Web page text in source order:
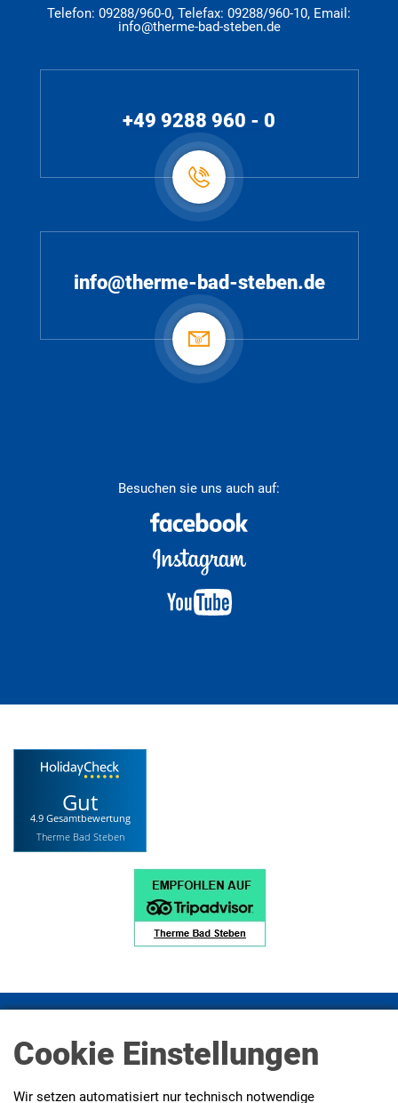
Telefon: 09288/960-0, Telefax: 09288/960-10, Email:
info@therme-bad-steben.de
+49 9288 960 - 0
info@therme-bad-steben.de
Besuchen sie uns auch auf:
Gut
4.9 Gesamtbewertung
Therme Bad Steben
Presse
AGBs Erklärung zur Barrierefreiheit
Cookie Einstellungen
Wir setzen automatisiert nur technisch notwendige